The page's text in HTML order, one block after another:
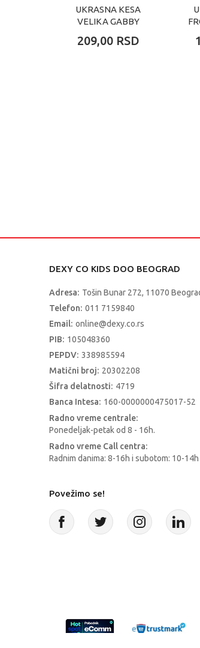
UKRASNA KESA
VELIKA GABBY
209,00 RSD
DEXY CO KIDS DOO BEOGRAD
Adresa: Tošin Bunar 272, 11070
Telefon: 011 7159840
Email: online@dexy.co.rs
PIB: 105048360
PEPDV: 338985594
Matični broj: 20302208
Šifra delatnosti: 4719
Banca Intesa: 160-0000000475017-52
Radno vreme centrale:
Ponedeljak-petak od 8 - 16h.
Radno vreme Call centra:
Radnim danima: 8-16h i subotom: 10-14h
Povežimo se!